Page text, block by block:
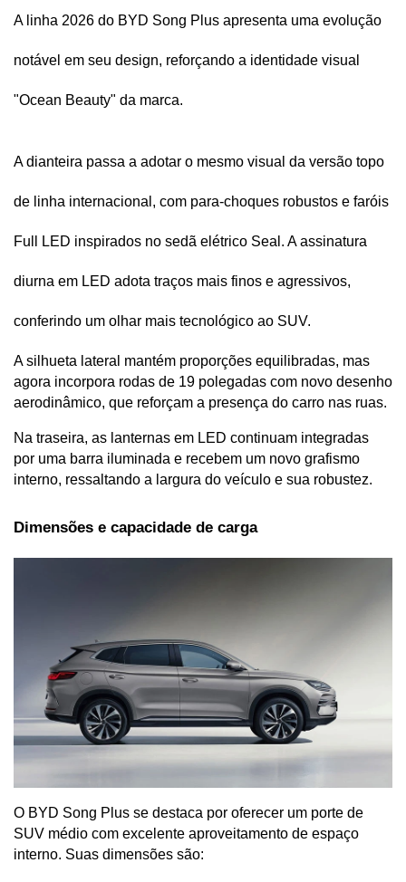
A linha 2026 do BYD Song Plus apresenta uma evolução
notável em seu design, reforçando a identidade visual
"Ocean Beauty" da marca.
A dianteira passa a adotar o mesmo visual da versão topo
de linha internacional, com para-choques robustos e faróis
Full LED inspirados no sedã elétrico Seal. A assinatura
diurna em LED adota traços mais finos e agressivos,
conferindo um olhar mais tecnológico ao SUV.
A silhueta lateral mantém proporções equilibradas, mas
agora incorpora rodas de 19 polegadas com novo desenho
aerodinâmico, que reforçam a presença do carro nas ruas.
Na traseira, as lanternas em LED continuam integradas
por uma barra iluminada e recebem um novo grafismo
interno, ressaltando a largura do veículo e sua robustez.
Dimensões e capacidade de carga
O BYD Song Plus se destaca por oferecer um porte de
SUV médio com excelente aproveitamento de espaço
interno. Suas dimensões são: